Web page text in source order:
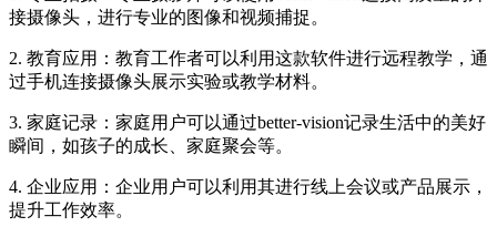
接摄像头，进行专业的图像和视频捕捉。
2. 教育应用：教育工作者可以利用这款软件进行远程教学，通
过手机连接摄像头展示实验或教学材料。
3. 家庭记录：家庭用户可以通过better-vision记录生活中的美好
瞬间，如孩子的成长、家庭聚会等。
4. 企业应用：企业用户可以利用其进行线上会议或产品展示，
提升工作效率。